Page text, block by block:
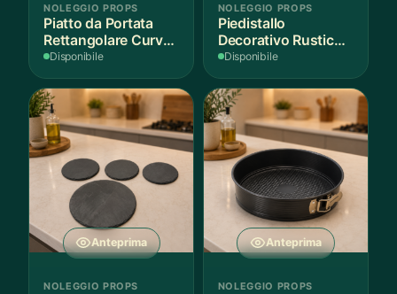
NOLEGGIO PROPS
Piatto da Portata
Rettangolare Curvo
Bianco
Disponibile
NOLEGGIO PROPS
Piedistallo
Decorativo Rustico
in Legno
Disponibile
Anteprima
NOLEGGIO PROPS
Anteprima
NOLEGGIO PROPS